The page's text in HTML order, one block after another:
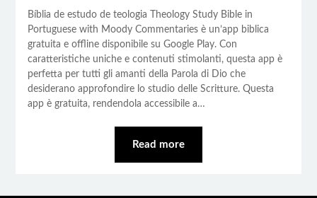
Bíblia de estudo de teologia Theology Study Bible in
Portuguese with Moody Commentaries è un’app biblica
gratuita e offline disponibile su Google Play. Con
caratteristiche uniche e contenuti stimolanti, questa app è
perfetta per tutti gli amanti della Parola di Dio che
desiderano approfondire lo studio delle Scritture. Questa
app è gratuita, rendendola accessibile a…
Read more